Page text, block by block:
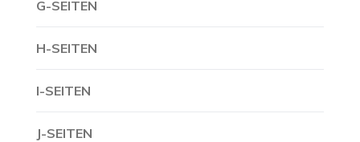
G-SEITEN
H-SEITEN
I-SEITEN
J-SEITEN